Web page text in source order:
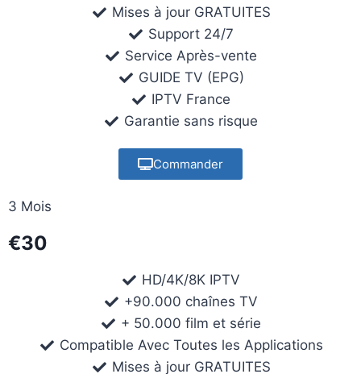
Mises à jour GRATUITES
Support 24/7
Service Après-vente
GUIDE TV (EPG)
IPTV France
Garantie sans risque
Commander
3 Mois
€30
HD/4K/8K IPTV
+90.000 chaînes TV
+ 50.000 film et série
Compatible Avec Toutes les Applications
Mises à jour GRATUITES